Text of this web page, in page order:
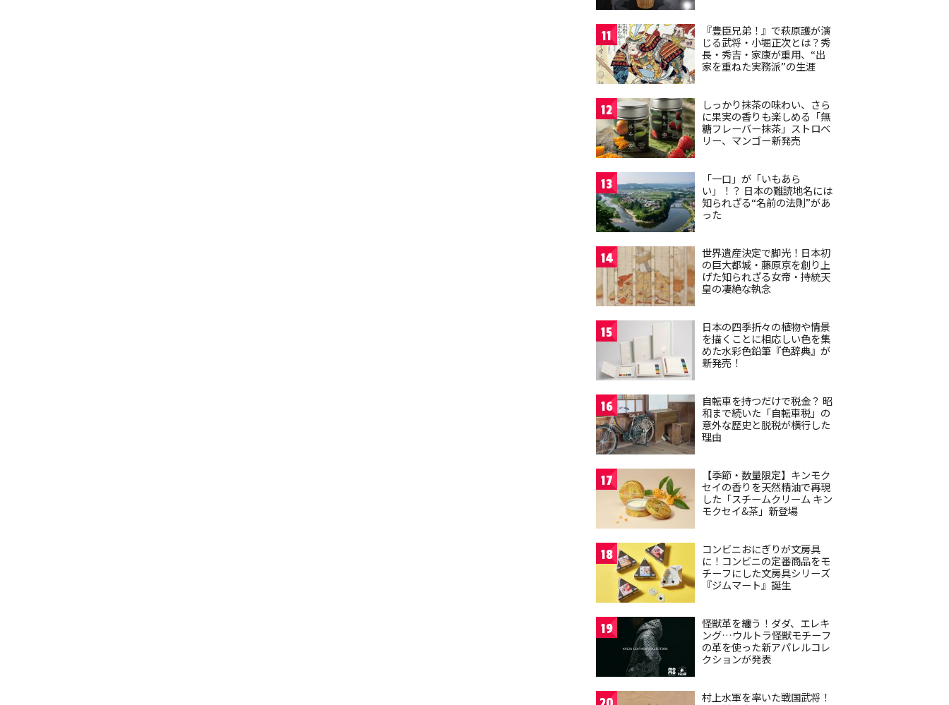
11
『豊臣兄弟！』で萩原護が演
じる武将・小堀正次とは？秀
長・秀吉・家康が重用、“出
家を重ねた実務派”の生涯
12
しっかり抹茶の味わい、さら
に果実の香りも楽しめる「無
糖フレーバー抹茶」ストロベ
リー、マンゴー新発売
13
「一口」が「いもあら
い」！？ 日本の難読地名には
知られざる“名前の法則”があ
った
14
世界遺産決定で脚光！日本初
の巨大都城・藤原京を創り上
げた知られざる女帝・持統天
皇の凄絶な執念
15
日本の四季折々の植物や情景
を描くことに相応しい色を集
めた水彩色鉛筆『色辞典』が
新発売！
16
自転車を持つだけで税金？ 昭
和まで続いた「自転車税」の
意外な歴史と脱税が横行した
理由
17
【季節・数量限定】キンモク
セイの香りを天然精油で再現
した「スチームクリーム キン
モクセイ&茶」新登場
18
コンビニおにぎりが文房具
に！コンビニの定番商品をモ
チーフにした文房具シリーズ
『ジムマート』誕生
19
怪獣革を纏う！ダダ、エレキ
ング…ウルトラ怪獣モチーフ
の革を使った新アパレルコレ
クションが発表
村上水軍を率いた戦国武将！